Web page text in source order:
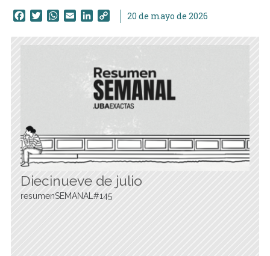
Facebook
TwitterWhatsApp
EmailLinkedIn
Copy20 de mayo de 2026
Diecinueve de julio
resumenSEMANAL#145